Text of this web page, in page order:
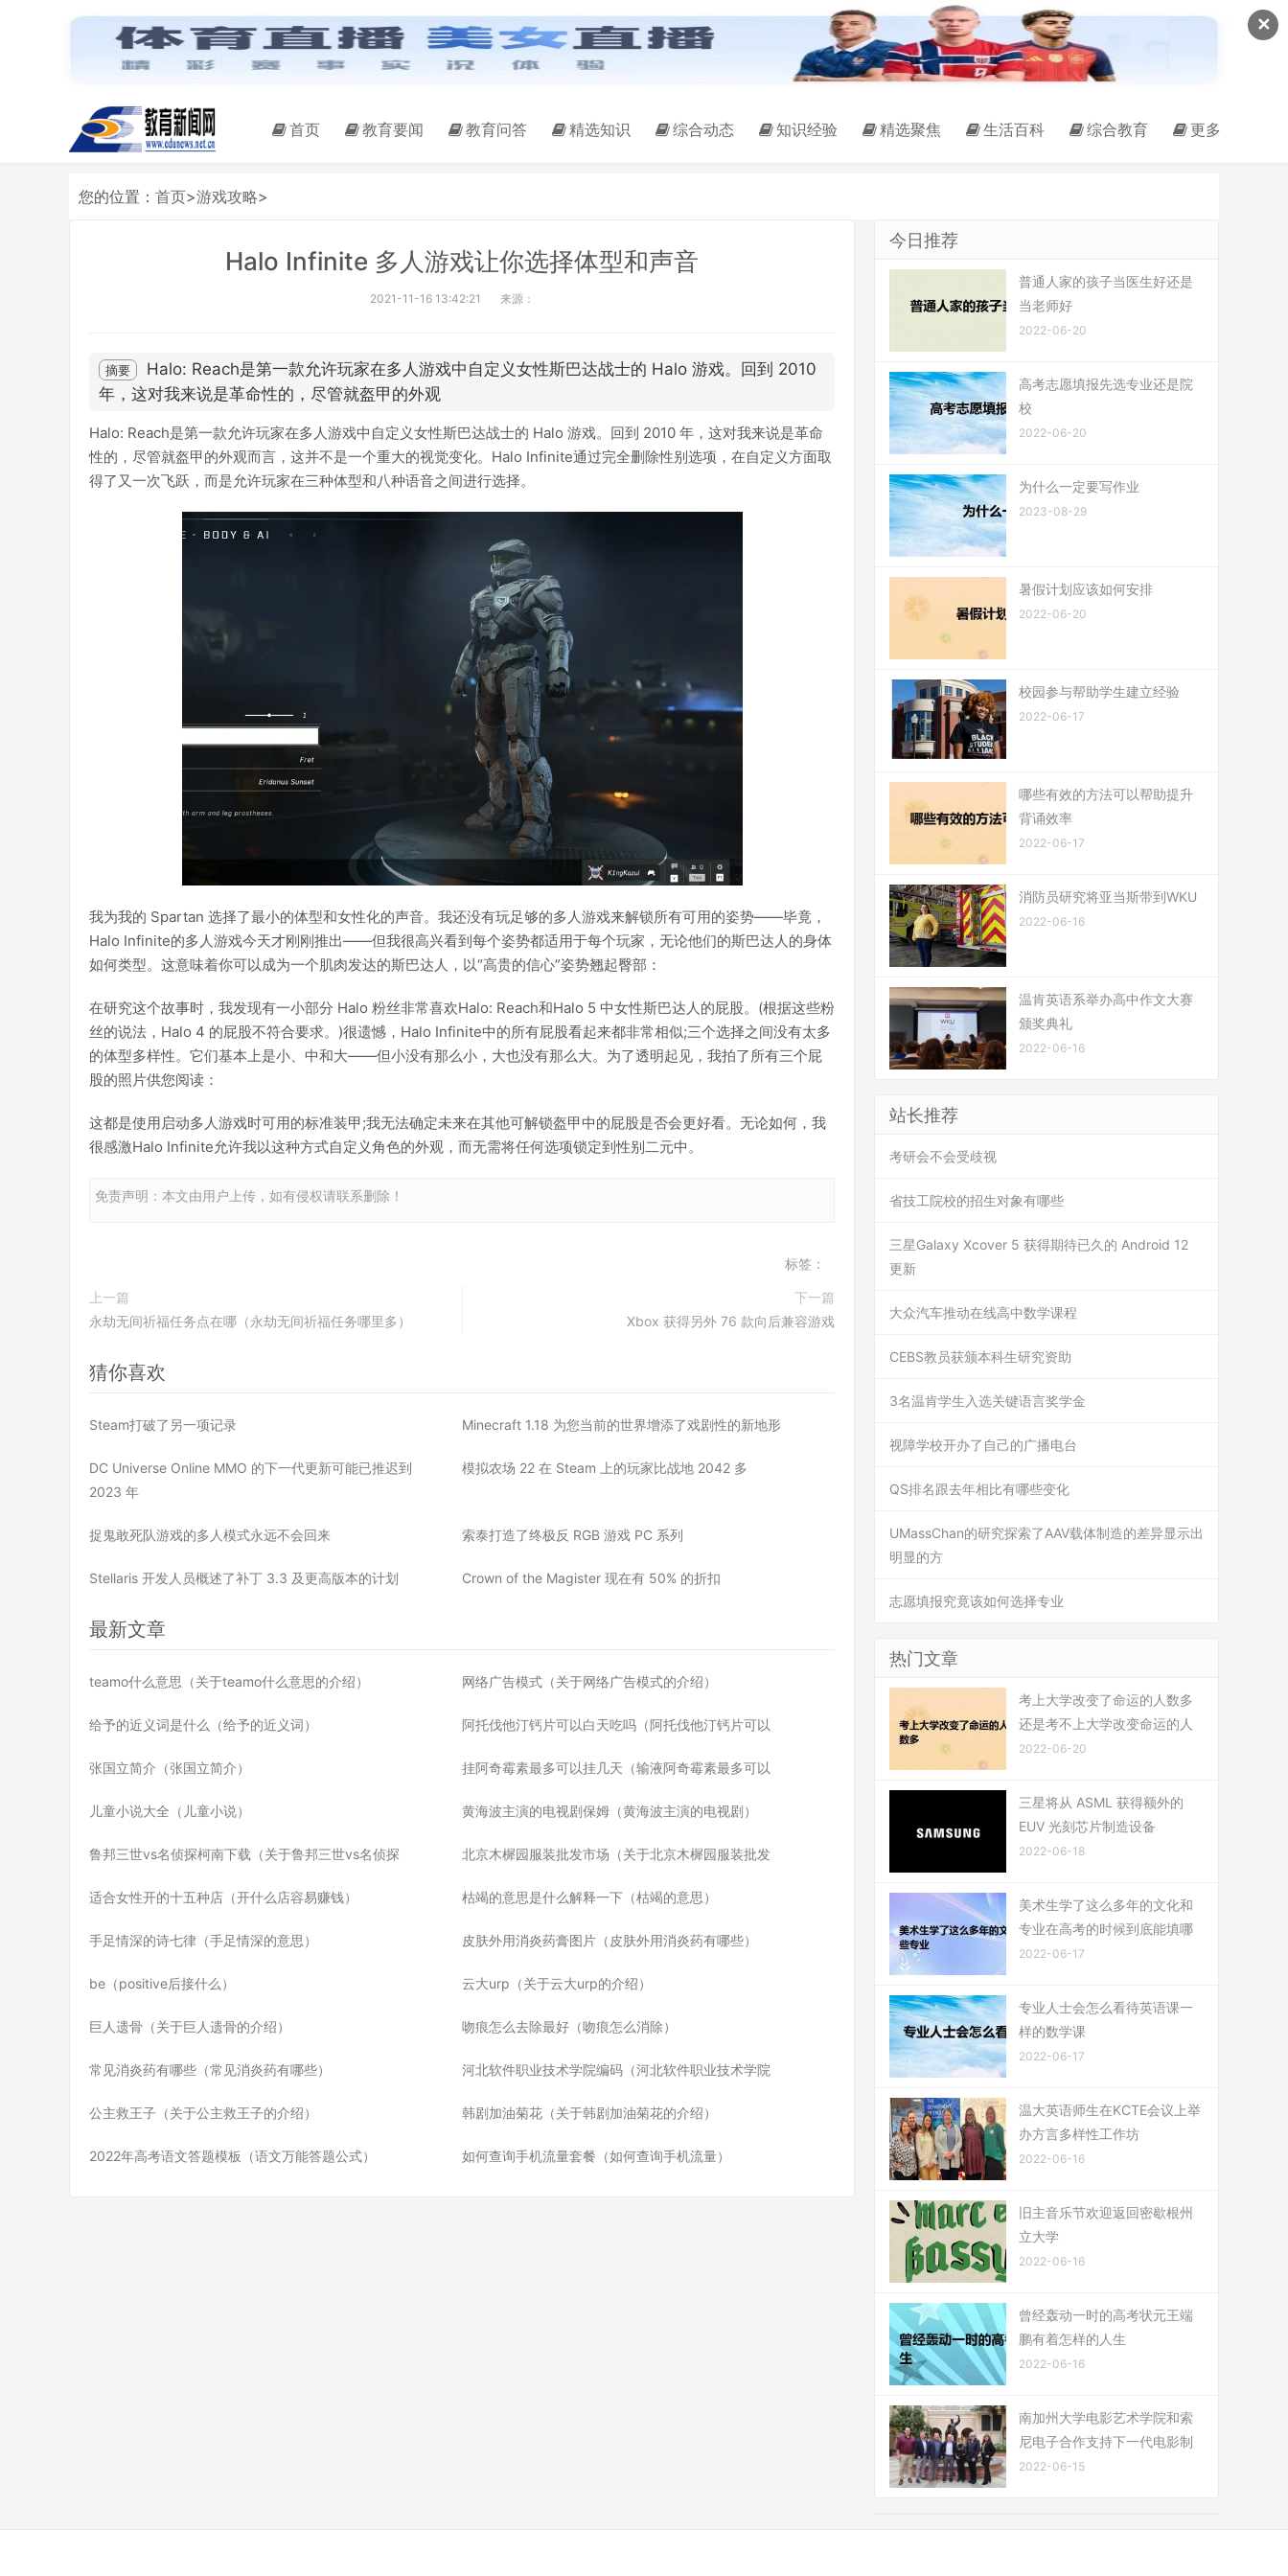
✕
首页 教育要闻 教育问答 精选知识 综合动态 知识经验 精选聚焦 生活百科 综合教育 更多
您的位置： 首页>游戏攻略>
Halo Infinite 多人游戏让你选择体型和声音
2021-11-16 13:42:21 来源：
摘要
Halo: Reach是第一款允许玩家在多人游戏中自定义女性斯巴达战士的 Halo 游戏。回到 2010
年，这对我来说是革命性的，尽管就盔甲的外观
Halo: Reach是第一款允许玩家在多人游戏中自定义女性斯巴达战士的 Halo 游戏。回到 2010 年，这对我来说是革命
性的，尽管就盔甲的外观而言，这并不是一个重大的视觉变化。Halo Infinite通过完全删除性别选项，在自定义方面取
得了又一次飞跃，而是允许玩家在三种体型和八种语音之间进行选择。
我为我的 Spartan 选择了最小的体型和女性化的声音。我还没有玩足够的多人游戏来解锁所有可用的姿势——毕竟，
Halo Infinite的多人游戏今天才刚刚推出——但我很高兴看到每个姿势都适用于每个玩家，无论他们的斯巴达人的身体
如何类型。这意味着你可以成为一个肌肉发达的斯巴达人，以“高贵的信心”姿势翘起臀部：
在研究这个故事时，我发现有一小部分 Halo 粉丝非常喜欢Halo: Reach和Halo 5 中女性斯巴达人的屁股。(根据这些粉
丝的说法，Halo 4 的屁股不符合要求。)很遗憾，Halo Infinite中的所有屁股看起来都非常相似;三个选择之间没有太多
的体型多样性。它们基本上是小、中和大——但小没有那么小，大也没有那么大。为了透明起见，我拍了所有三个屁
股的照片供您阅读：
这都是使用启动多人游戏时可用的标准装甲;我无法确定未来在其他可解锁盔甲中的屁股是否会更好看。无论如何，我
很感激Halo Infinite允许我以这种方式自定义角色的外观，而无需将任何选项锁定到性别二元中。
免责声明：本文由用户上传，如有侵权请联系删除！
标签：
上一篇
永劫无间祈福任务点在哪（永劫无间祈福任务哪里多）
下一篇
Xbox 获得另外 76 款向后兼容游戏
猜你喜欢
Steam打破了另一项记录 Minecraft 1.18 为您当前的世界增添了戏剧性的新地形
DC Universe Online MMO 的下一代更新可能已推迟到
2023 年
模拟农场 22 在 Steam 上的玩家比战地 2042 多
捉鬼敢死队游戏的多人模式永远不会回来 索泰打造了终极反 RGB 游戏 PC 系列
Stellaris 开发人员概述了补丁 3.3 及更高版本的计划 Crown of the Magister 现在有 50% 的折扣
最新文章
teamo什么意思（关于teamo什么意思的介绍） 网络广告模式（关于网络广告模式的介绍）
给予的近义词是什么（给予的近义词） 阿托伐他汀钙片可以白天吃吗（阿托伐他汀钙片可以
张国立简介（张国立简介） 挂阿奇霉素最多可以挂几天（输液阿奇霉素最多可以
儿童小说大全（儿童小说） 黄海波主演的电视剧保姆（黄海波主演的电视剧）
鲁邦三世vs名侦探柯南下载（关于鲁邦三世vs名侦探 北京木樨园服装批发市场（关于北京木樨园服装批发
适合女性开的十五种店（开什么店容易赚钱） 枯竭的意思是什么解释一下（枯竭的意思）
手足情深的诗七律（手足情深的意思） 皮肤外用消炎药膏图片（皮肤外用消炎药有哪些）
be（positive后接什么） 云大urp（关于云大urp的介绍）
巨人遗骨（关于巨人遗骨的介绍） 吻痕怎么去除最好（吻痕怎么消除）
常见消炎药有哪些（常见消炎药有哪些） 河北软件职业技术学院编码（河北软件职业技术学院
公主救王子（关于公主救王子的介绍） 韩剧加油菊花（关于韩剧加油菊花的介绍）
2022年高考语文答题模板（语文万能答题公式） 如何查询手机流量套餐（如何查询手机流量）
今日推荐
普通人家的孩子当医生好还是
当老师好
2022-06-20
高考志愿填报先选专业还是院
校
2022-06-20
为什么一定要写作业
2023-08-29
暑假计划应该如何安排
2022-06-20
校园参与帮助学生建立经验
2022-06-17
哪些有效的方法可以帮助提升
背诵效率
2022-06-17
消防员研究将亚当斯带到WKU
2022-06-16
温肯英语系举办高中作文大赛
颁奖典礼
2022-06-16
站长推荐
考研会不会受歧视
省技工院校的招生对象有哪些
三星Galaxy Xcover 5 获得期待已久的 Android 12
更新
大众汽车推动在线高中数学课程
CEBS教员获颁本科生研究资助
3名温肯学生入选关键语言奖学金
视障学校开办了自己的广播电台
QS排名跟去年相比有哪些变化
UMassChan的研究探索了AAV载体制造的差异显示出
明显的方
志愿填报究竟该如何选择专业
热门文章
考上大学改变了命运的人数多
还是考不上大学改变命运的人
2022-06-20
三星将从 ASML 获得额外的
EUV 光刻芯片制造设备
2022-06-18
美术生学了这么多年的文化和
专业在高考的时候到底能填哪
2022-06-17
专业人士会怎么看待英语课一
样的数学课
2022-06-17
温大英语师生在KCTE会议上举
办方言多样性工作坊
2022-06-16
旧主音乐节欢迎返回密歇根州
立大学
2022-06-16
曾经轰动一时的高考状元王端
鹏有着怎样的人生
2022-06-16
南加州大学电影艺术学院和索
尼电子合作支持下一代电影制
2022-06-15